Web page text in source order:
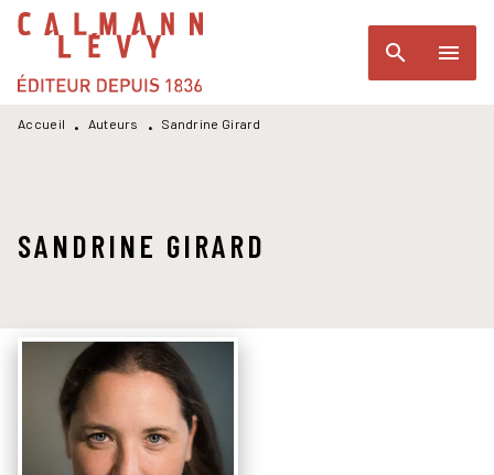
MENU RECHERCHE
PIED DE PAGE
search menu
Accueil • Auteurs • Sandrine Girard
SANDRINE GIRARD